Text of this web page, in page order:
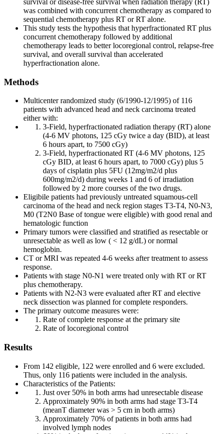
was combined with concurrent chemotherapy as compared to
sequential chemotherapy plus RT or RT alone.
This study tests the hypothesis that hyperfractionated RT plus
concurrent chemotherapy followed by additional
chemotherapy leads to better locoregional control, relapse-free
survival, and overall survival than accelerated
hyperfractionation alone.
Methods
Multicenter randomized study (6/1990-12/1995) of 116
patients with advanced head and neck carcinoma treated
either with:
3-Field, hyperfractionated radiation therapy (RT) alone
(4-6 MV photons, 125 cGy twice a day (BID), at least
6 hours apart, to 7500 cGy)
3-Field, hyperfractionated RT (4-6 MV photons, 125
cGy BID, at least 6 hours apart, to 7000 cGy) plus 5
days of cisplatin plus 5FU (12mg/m2/d plus
600mg/m2/d) during weeks 1 and 6 of irradiation
followed by 2 more courses of the two drugs.
Eligibile patients had previously untreated squamous-cell
carcinoma of the head and neck region stages T3-T4, N0-N3,
M0 (T2N0 Base of tongue were eligible) with good renal and
hematologic function
Primary tumors were classified and stratified as resectable or
unresectable as well as low ( < 12 g/dL) or normal
hemoglobin.
CT or MRI was repeated 4-6 weeks after treatment to assess
response.
Patients with stage N0-N1 were treated only with RT or RT
plus chemotherapy.
Patients with N2-N3 were evaluated after RT and elective
neck dissection was planned for complete responders.
The primary outcome measures were:
Rate of complete response at the primary site
Rate of locoregional control
Results
From 142 eligible, 122 were enrolled and 6 were excluded.
Thus, only 116 patients were included in the analysis.
Characteristics of the Patients:
Just over 50% in both arms had unresectable disease
Approximately 90% in both arms had stage T3-T4
(meanT diameter was > 5 cm in both arms)
Approximately 70% of patients in both arms had
involved lymph nodes